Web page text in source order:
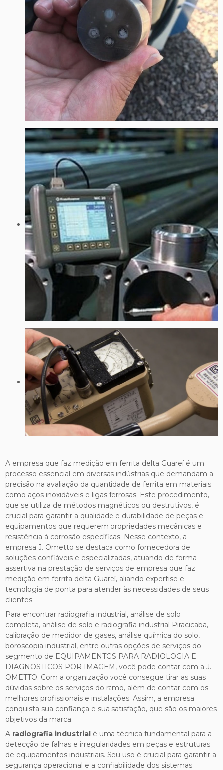
A empresa que faz medição em ferrita delta Guareí é um
processo essencial em diversas indústrias que demandam a
precisão na avaliação da quantidade de ferrita em materiais
como aços inoxidáveis e ligas ferrosas. Este procedimento,
que se utiliza de métodos magnéticos ou destrutivos, é
crucial para garantir a qualidade e durabilidade de peças e
equipamentos que requerem propriedades mecânicas e
resistência à corrosão específicas. Nesse contexto, a
empresa J. Ometto se destaca como fornecedora de
soluções confiáveis e especializadas, atuando de forma
assertiva na prestação de serviços de empresa que faz
medição em ferrita delta Guareí, aliando expertise e
tecnologia de ponta para atender às necessidades de seus
clientes.
Para encontrar radiografia industrial, análise de solo
completa, análise de solo e radiografia industrial Piracicaba,
calibração de medidor de gases, análise química do solo,
boroscopia industrial, entre outras opções de serviços do
segmento de EQUIPAMENTOS PARA RADIOLOGIA E
DIAGNOSTICOS POR IMAGEM, você pode contar com a J.
OMETTO. Com a organização você consegue tirar as suas
dúvidas sobre os serviços do ramo, além de contar com os
melhores profissionais e instalações. Assim, a empresa
conquista sua confiança e sua satisfação, que são os maiores
objetivos da marca.
A radiografia industrial é uma técnica fundamental para a
detecção de falhas e irregularidades em peças e estruturas
de equipamentos industriais. Seu uso é crucial para garantir a
segurança operacional e a confiabilidade dos sistemas